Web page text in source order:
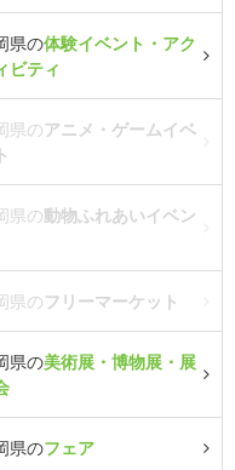
県の体験イベント・アク
ビティ
県のアニメ・ゲームイベ
県の動物ふれあいイベン
県のフリーマーケット
県の美術展・博物展・展
県のフェア